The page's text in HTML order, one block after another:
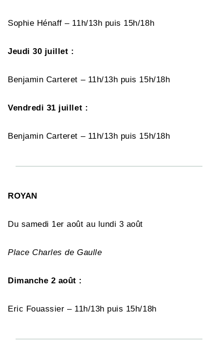
Sophie Hénaff – 11h/13h puis 15h/18h
Jeudi 30 juillet :
Benjamin Carteret – 11h/13h puis 15h/18h
Vendredi 31 juillet :
Benjamin Carteret – 11h/13h puis 15h/18h
ROYAN
Du samedi 1er août au lundi 3 août
Place Charles de Gaulle
Dimanche 2 août :
Eric Fouassier – 11h/13h puis 15h/18h